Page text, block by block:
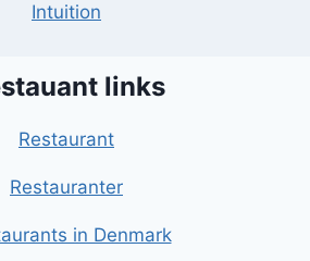
Intuition
links
Restaurant
Restauranter
in Denmark